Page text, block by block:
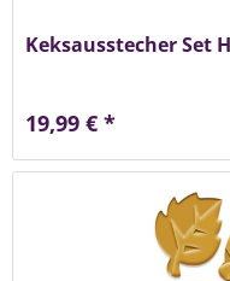
Keksausstecher Set
19,99 € *